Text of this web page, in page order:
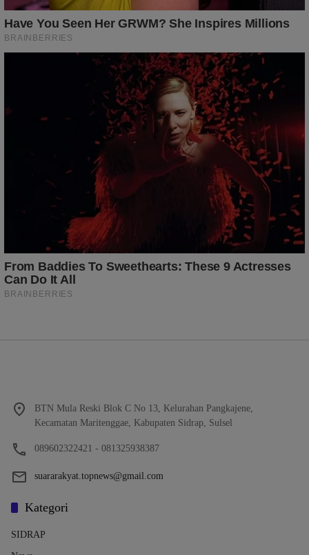
BTN Mula Reski Blok C No 13, Kelurahan Pangkajene,
Kecamatan Maritenggae, Kabupaten Sidrap, Sulsel
089602322421 - 081325938387
suararakyat.topnews@gmail.com
Kategori
SIDRAP